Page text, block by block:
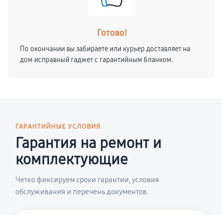
Готово!
По окончании вы забираете или курьер доставляет на
дом исправный гаджет с гарантийным бланком.
ГАРАНТИЙНЫЕ УСЛОВИЯ
Гарантия на ремонт и
комплектующие
Четко фиксируем сроки гарантии, условия
обслуживания и перечень документов.